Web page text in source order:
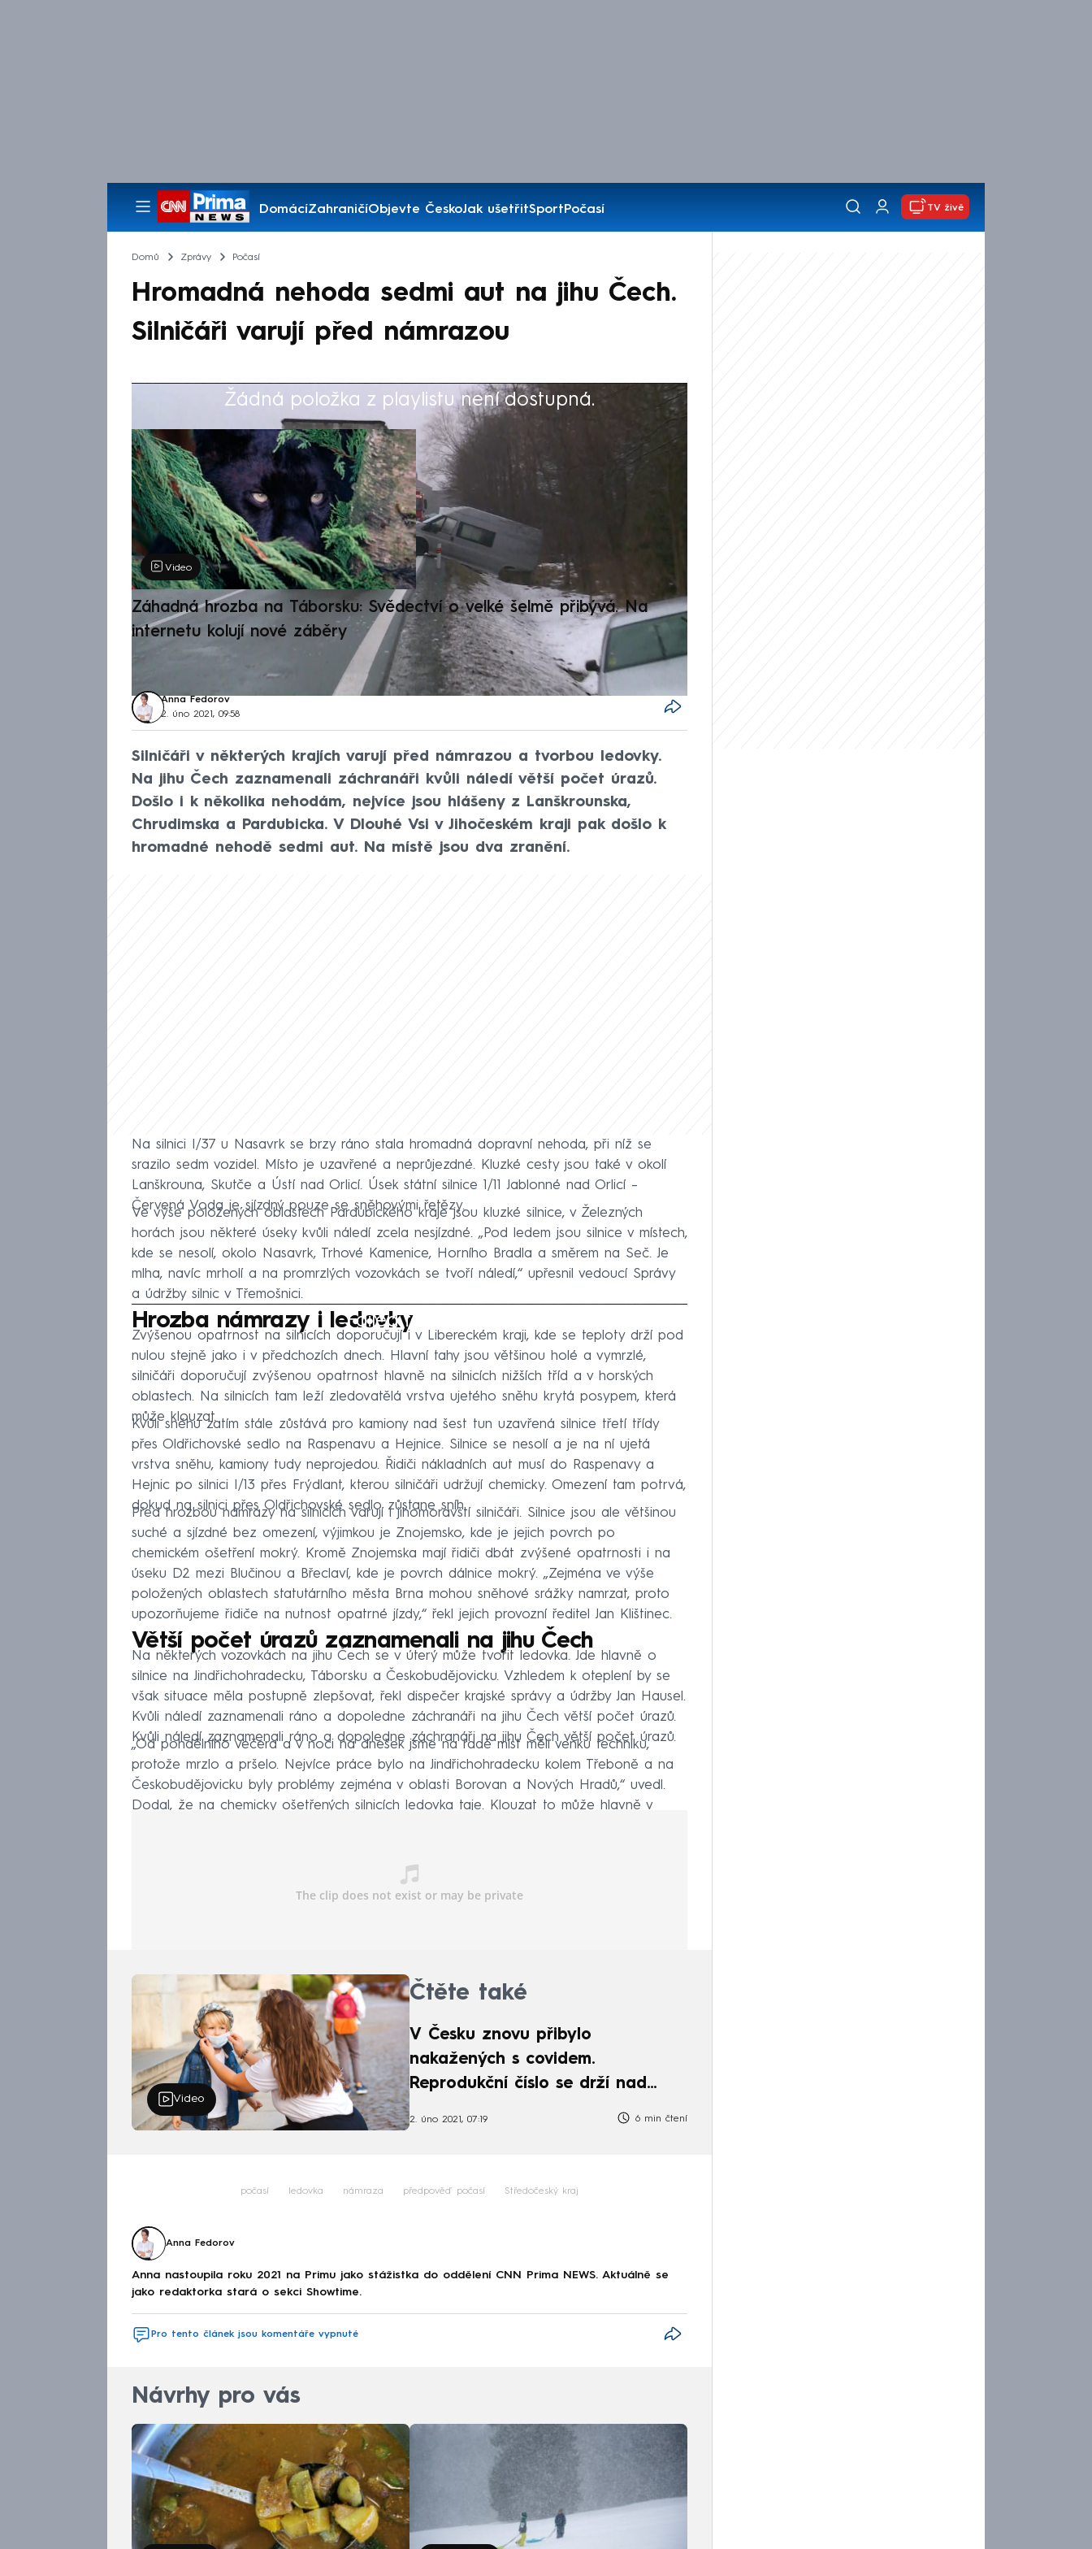
DomácíZahraničíObjevte ČeskoJak ušetřitSportPočasí
Pořady
TV živě
Domů Zprávy Počasí
Hromadná nehoda sedmi aut na jihu Čech.
Silničáři varují před námrazou
Žádná položka z playlistu není dostupná.
Výběr redakce
Video
Záhadná hrozba na Táborsku: Svědectví o velké šelmě přibývá. Na
internetu kolují nové záběry
Anna Fedorov
2. úno 2021, 09:58
Silničáři v některých krajích varují před námrazou a tvorbou ledovky.
Na jihu Čech zaznamenali záchranáři kvůli náledí větší počet úrazů.
Došlo i k několika nehodám, nejvíce jsou hlášeny z Lanškrounska,
Chrudimska a Pardubicka. V Dlouhé Vsi v Jihočeském kraji pak došlo k
hromadné nehodě sedmi aut. Na místě jsou dva zranění.
Na silnici I/37 u Nasavrk se brzy ráno stala hromadná dopravní nehoda, při níž se
srazilo sedm vozidel. Místo je uzavřené a neprůjezdné. Kluzké cesty jsou také v okolí
Lanškrouna, Skutče a Ústí nad Orlicí. Úsek státní silnice 1/11 Jablonné nad Orlicí –⁠
Červená Voda je sjízdný pouze se sněhovými řetězy.
Ve výše položených oblastech Pardubického kraje jsou kluzké silnice, v Železných
horách jsou některé úseky kvůli náledí zcela nesjízdné. „Pod ledem jsou silnice v místech,
kde se nesolí, okolo Nasavrk, Trhové Kamenice, Horního Bradla a směrem na Seč. Je
mlha, navíc mrholí a na promrzlých vozovkách se tvoří náledí,“ upřesnil vedoucí Správy
a údržby silnic v Třemošnici.
Failed to fetch
Hrozba námrazy i ledovky
Zvýšenou opatrnost na silnicích doporučují i v Libereckém kraji, kde se teploty drží pod
nulou stejně jako i v předchozích dnech. Hlavní tahy jsou většinou holé a vymrzlé,
silničáři doporučují zvýšenou opatrnost hlavně na silnicích nižších tříd a v horských
oblastech. Na silnicích tam leží zledovatělá vrstva ujetého sněhu krytá posypem, která
může klouzat.
Kvůli sněhu zatím stále zůstává pro kamiony nad šest tun uzavřená silnice třetí třídy
přes Oldřichovské sedlo na Raspenavu a Hejnice. Silnice se nesolí a je na ní ujetá
vrstva sněhu, kamiony tudy neprojedou. Řidiči nákladních aut musí do Raspenavy a
Hejnic po silnici I/13 přes Frýdlant, kterou silničáři udržují chemicky. Omezení tam potrvá,
dokud na silnici přes Oldřichovské sedlo zůstane sníh.
Před hrozbou námrazy na silnicích varují i jihomoravští silničáři. Silnice jsou ale většinou
suché a sjízdné bez omezení, výjimkou je Znojemsko, kde je jejich povrch po
chemickém ošetření mokrý. Kromě Znojemska mají řidiči dbát zvýšené opatrnosti i na
úseku D2 mezi Blučinou a Břeclaví, kde je povrch dálnice mokrý. „Zejména ve výše
položených oblastech statutárního města Brna mohou sněhové srážky namrzat, proto
upozorňujeme řidiče na nutnost opatrné jízdy,“ řekl jejich provozní ředitel Jan Klištinec.
Větší počet úrazů zaznamenali na jihu Čech
Na některých vozovkách na jihu Čech se v úterý může tvořit ledovka. Jde hlavně o
silnice na Jindřichohradecku, Táborsku a Českobudějovicku. Vzhledem k oteplení by se
však situace měla postupně zlepšovat, řekl dispečer krajské správy a údržby Jan Hausel.
Kvůli náledí zaznamenali ráno a dopoledne záchranáři na jihu Čech větší počet úrazů.
Kvůli náledí zaznamenali ráno a dopoledne záchranáři na jihu Čech větší počet úrazů.
„Od pondělního večera a v noci na dnešek jsme na řadě míst měli venku techniku,
protože mrzlo a pršelo. Nejvíce práce bylo na Jindřichohradecku kolem Třeboně a na
Českobudějovicku byly problémy zejména v oblasti Borovan a Nových Hradů,“ uvedl.
Dodal, že na chemicky ošetřených silnicích ledovka taje. Klouzat to může hlavně v
Video
Čtěte také
V Česku znovu přibylo
nakažených s covidem.
Reprodukční číslo se drží nad
2. úno 2021, 07:19 6 min čtení
počasí ledovka námraza předpověď počasí Středočeský kraj
Anna Fedorov
Anna nastoupila roku 2021 na Primu jako stážistka do oddělení CNN Prima NEWS. Aktuálně se
jako redaktorka stará o sekci Showtime.
Pro tento článek jsou komentáře vypnuté
Návrhy pro vás